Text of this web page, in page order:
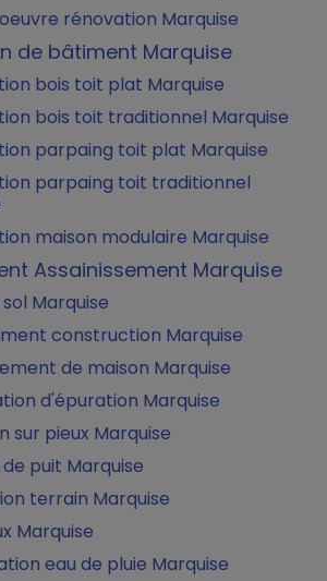
rénovation Marquise
de bâtiment Marquise
bois toit plat Marquise
bois toit traditionnel Marquise
parpaing toit plat Marquise
parpaing toit traditionnel
maison modulaire Marquise
Assainissement Marquise
Marquise
construction Marquise
de maison Marquise
d'épuration Marquise
sur pieux Marquise
puit Marquise
terrain Marquise
Marquise
eau de pluie Marquise